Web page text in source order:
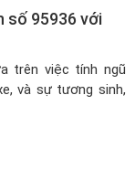
số 95936 với
trên việc tính ngũ
và sự tương sinh,